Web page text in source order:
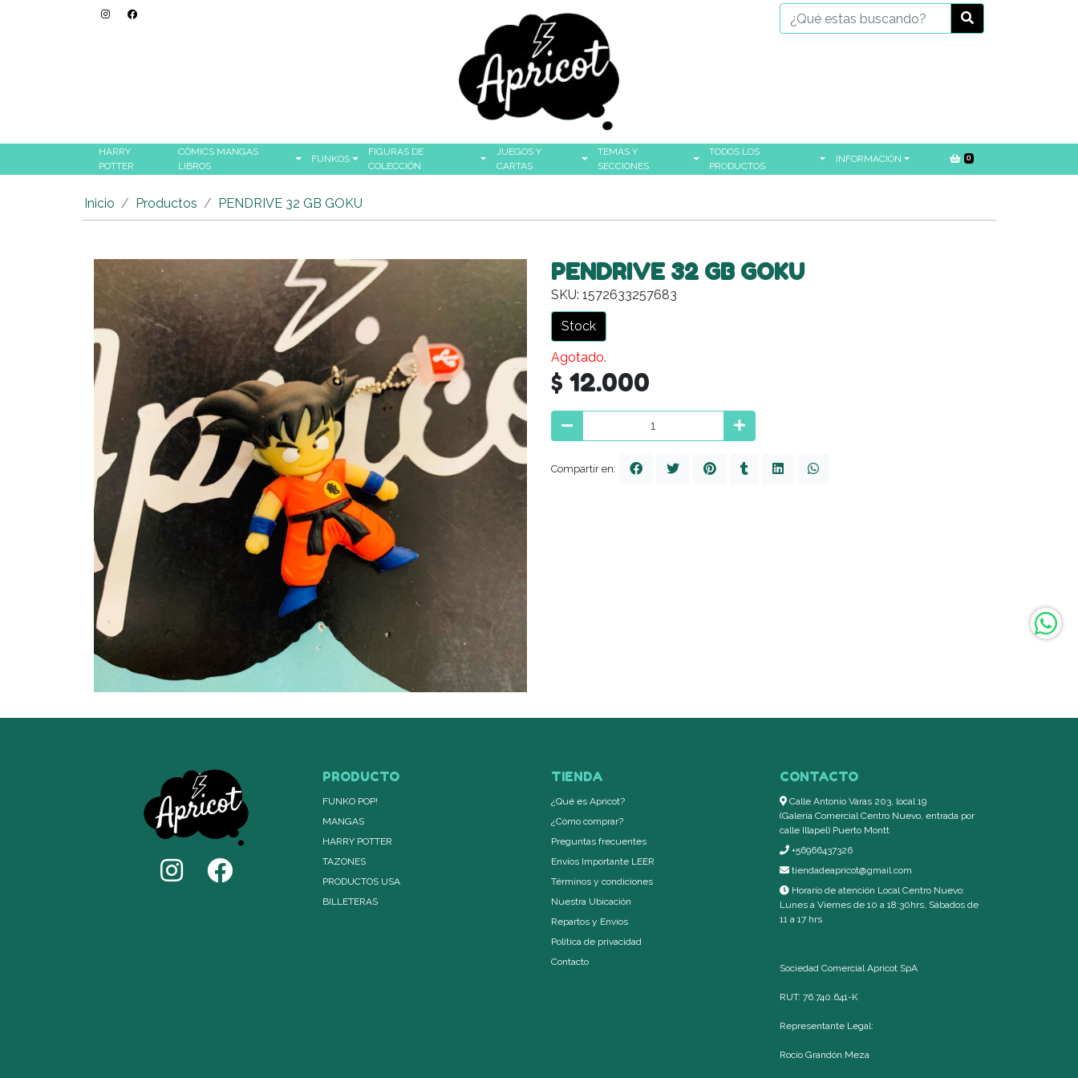
HARRY
POTTER
CÓMICS MANGAS
LIBROS
FUNKOS
FIGURAS DE
COLECCIÓN
JUEGOS Y
CARTAS
TEMAS Y
SECCIONES
TODOS LOS
PRODUCTOS
INFORMACIÓN 0
Inicio Productos PENDRIVE 32 GB GOKU
PENDRIVE 32 GB GOKU
SKU: 1572633257683
Stock
Agotado.
$ 12.000
Compartir en:
PRODUCTO
FUNKO POP!
MANGAS
HARRY POTTER
TAZONES
PRODUCTOS USA
BILLETERAS
TIENDA
¿Qué es Apricot?
¿Cómo comprar?
Preguntas frecuentes
Envíos Importante LEER
Términos y condiciones
Nuestra Ubicación
Repartos y Envíos
Política de privacidad
Contacto
CONTACTO
Calle Antonio Varas 203, local 19
(Galería Comercial Centro Nuevo, entrada por
calle Illapel) Puerto Montt
+56966437326
tiendadeapricot@gmail.com
Horario de atención Local Centro Nuevo:
Lunes a Viernes de 10 a 18:30hrs, Sábados de
11 a 17 hrs
Sociedad Comercial Apricot SpA
RUT: 76.740.641-K
Representante Legal:
Rocío Grandón Meza